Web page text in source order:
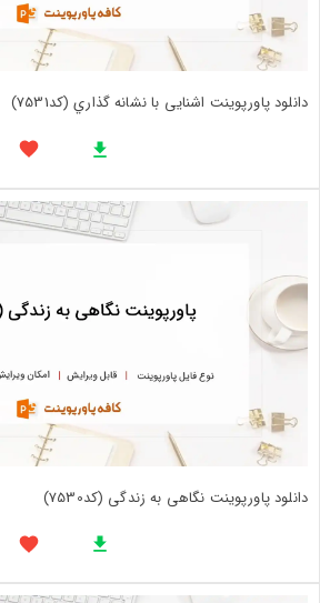
دانلود پاورپوینت اشنایی با نشانه گذاري (کد7531)
دانلود پاورپوینت نگاهی به زندگی (کد7530)